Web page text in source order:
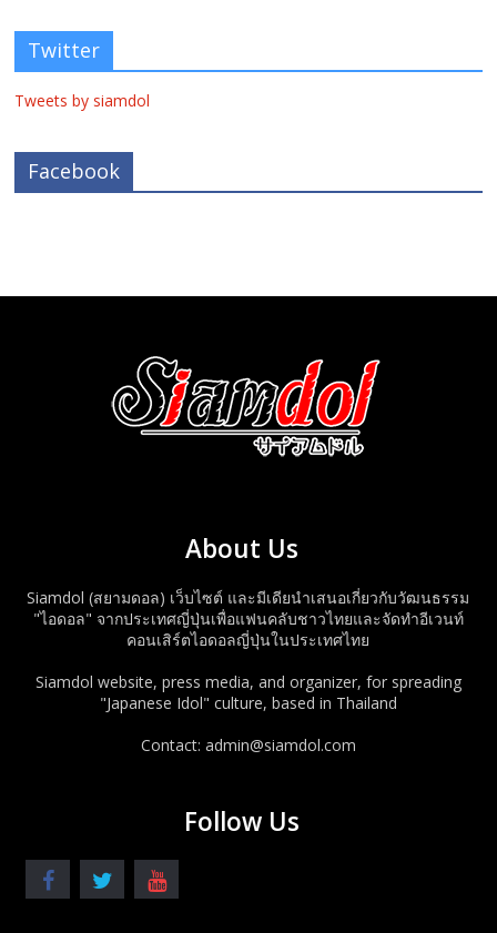
Twitter
Tweets by siamdol
Facebook
About Us
Siamdol (สยามดอล) เว็บไซต์ และมีเดียนำเสนอเกี่ยวกับวัฒนธรรม
"ไอดอล" จากประเทศญี่ปุ่นเพื่อแฟนคลับชาวไทยและจัดทำอีเวนท์
คอนเสิร์ตไอดอลญี่ปุ่นในประเทศไทย
Siamdol website, press media, and organizer, for spreading
"Japanese Idol" culture, based in Thailand
Contact: admin@siamdol.com
Follow Us